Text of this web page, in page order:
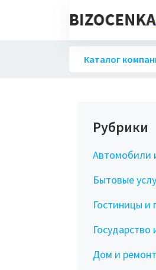
Каталог
Рубрики
Автомобили
Бытовые
Гостиницы и
Дом и ремонт